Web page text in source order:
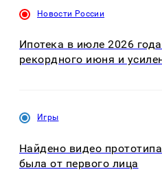
Новости России
Ипотека в июле 2026
рекордного июня и
Игры
Найдено видео
была от первого лица